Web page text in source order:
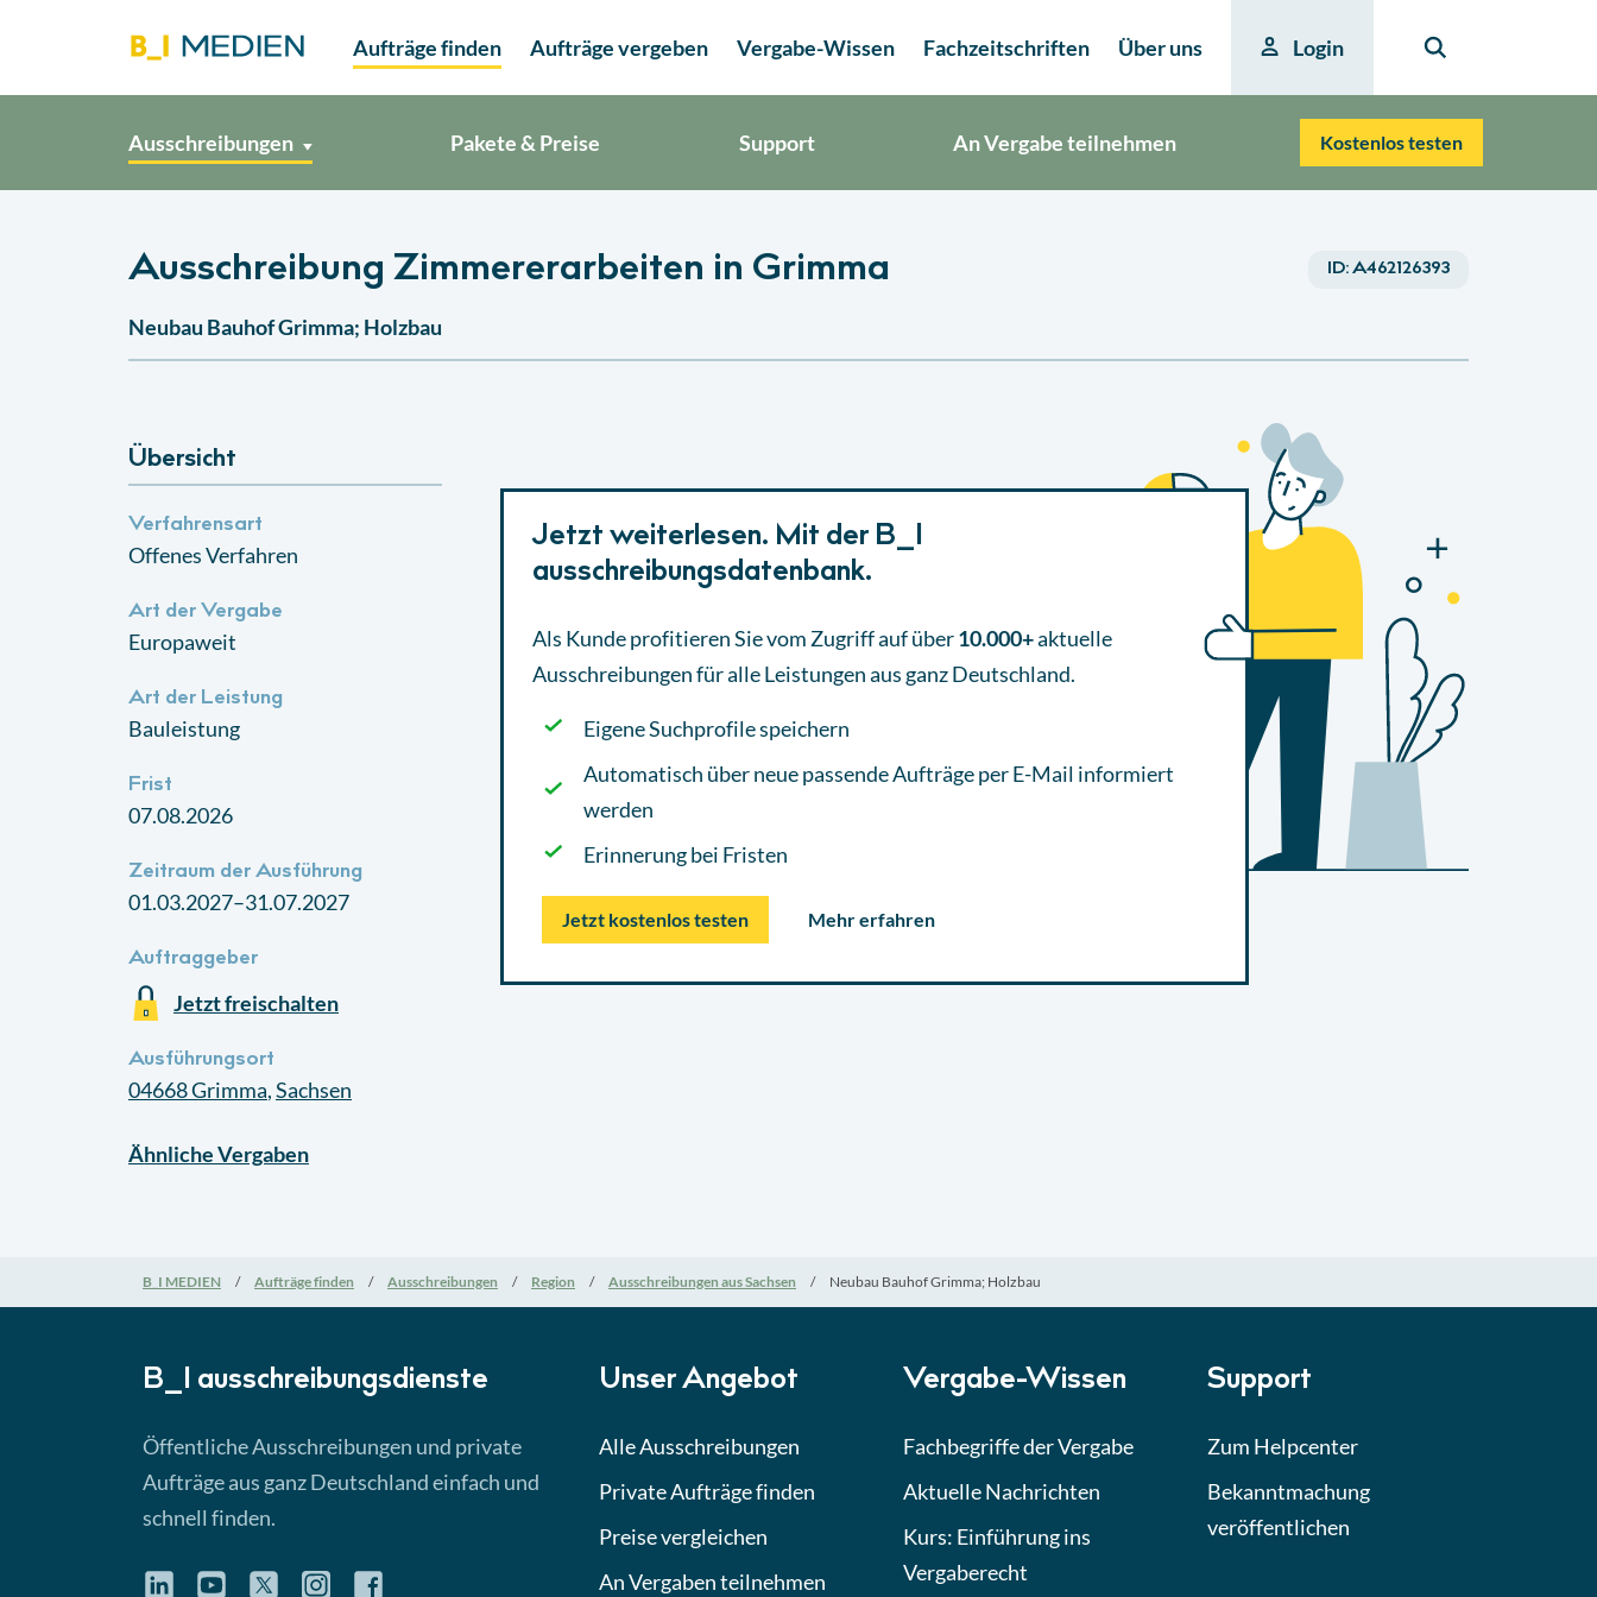
Aufträge finden Aufträge vergeben Vergabe-Wissen Fachzeitschriften Über uns Login
Ausschreibungen Pakete & Preise Support An Vergabe teilnehmen Kostenlos testen
Ausschreibung Zimmererarbeiten in Grimma
Neubau Bauhof Grimma; Holzbau
ID:A462126393
Übersicht
Verfahrensart
Offenes Verfahren
Art der Vergabe
Europaweit
Art der Leistung
Bauleistung
Frist
07.08.2026
Zeitraum der Ausführung
01.03.2027–31.07.2027
Auftraggeber
Jetzt freischalten
Ausführungsort
04668Grimma,Sachsen
ÄhnlicheVergaben
Jetzt weiterlesen. Mit der B_I
ausschreibungsdatenbank.
Als Kunde profitieren Sie vom Zugriff auf über10.000+aktuelle
Ausschreibungenfür alle Leistungen aus ganz Deutschland.
Eigene Suchprofile speichern
Automatisch über neue passende Aufträge per E-Mail informiert
werden
Erinnerung bei Fristen
Jetzt kostenlos testen Mehr erfahren
B_I MEDIEN Aufträge finden Ausschreibungen Region Ausschreibungen aus Sachsen Neubau Bauhof Grimma; Holzbau
B_I ausschreibungs­dienste
Öffentliche Ausschreibungen und private
Aufträge aus ganz Deutschland einfach und
schnell finden.
Unser Angebot
Alle Ausschreibungen
Private Aufträge finden
Preise vergleichen
An Vergaben teilnehmen
Vergabe-Wissen
Fachbegriffe der Vergabe
Aktuelle Nachrichten
Kurs: Einführung ins
Vergaberecht
Support
Zum Helpcenter
Bekanntmachung
veröffentlichen